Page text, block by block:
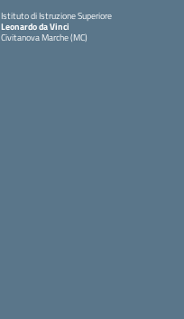
Istituto di Istruzione Superiore
Leonardo da Vinci
Civitanova Marche (MC)